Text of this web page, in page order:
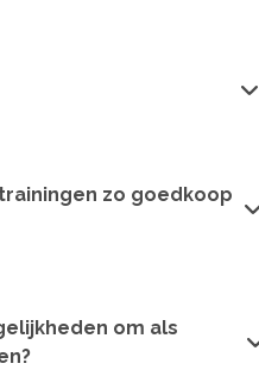
zo goedkoop
om als